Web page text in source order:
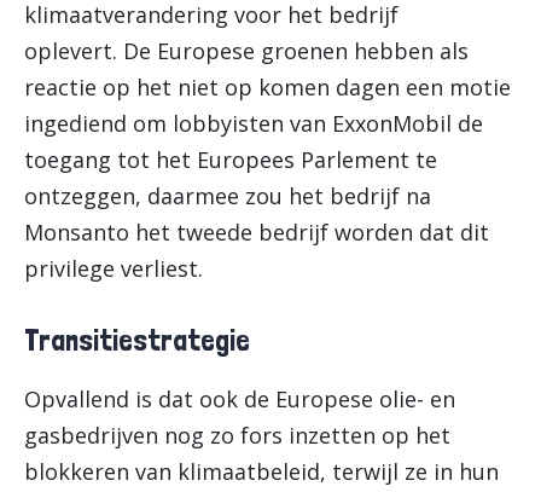
klimaatverandering voor het bedrijf
oplevert. De Europese groenen hebben als
reactie op het niet op komen dagen een motie
ingediend om lobbyisten van ExxonMobil de
toegang tot het Europees Parlement te
ontzeggen, daarmee zou het bedrijf na
Monsanto het tweede bedrijf worden dat dit
privilege verliest.
Transitiestrategie
Opvallend is dat ook de Europese olie- en
gasbedrijven nog zo fors inzetten op het
blokkeren van klimaatbeleid, terwijl ze in hun